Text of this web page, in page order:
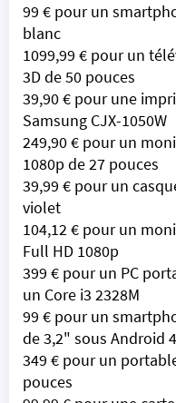
99 € pour un
blanc
1099,99 € pour un
3D de 50 pouces
39,90 € pour une
Samsung CJX-1050W
249,90 € pour un
1080p de 27 pouces
39,99 € pour un
violet
104,12 € pour un
Full HD 1080p
399 € pour un PC
un Core i3 2328M
99 € pour un
de 3,2" sous Android
349 € pour un
pouces